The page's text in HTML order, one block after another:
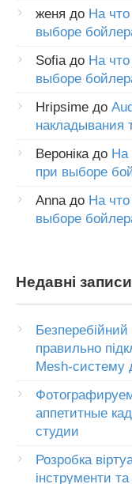
женя до На
выборе
Sofiaдо На
выборе
Hripsime до
накладывания
Веронікадо На
при выборе
Annaдо На
выборе
Недавні записи
Безперебійний
правильно
Mesh-систему
аппетитные
студии
Розробка
інструменти